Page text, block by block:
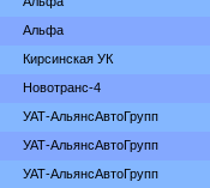
Альфа
Кирсинская УК
Новотранс-4
УАТ-АльянсАвтоГрупп
УАТ-АльянсАвтоГрупп
УАТ-АльянсАвтоГрупп